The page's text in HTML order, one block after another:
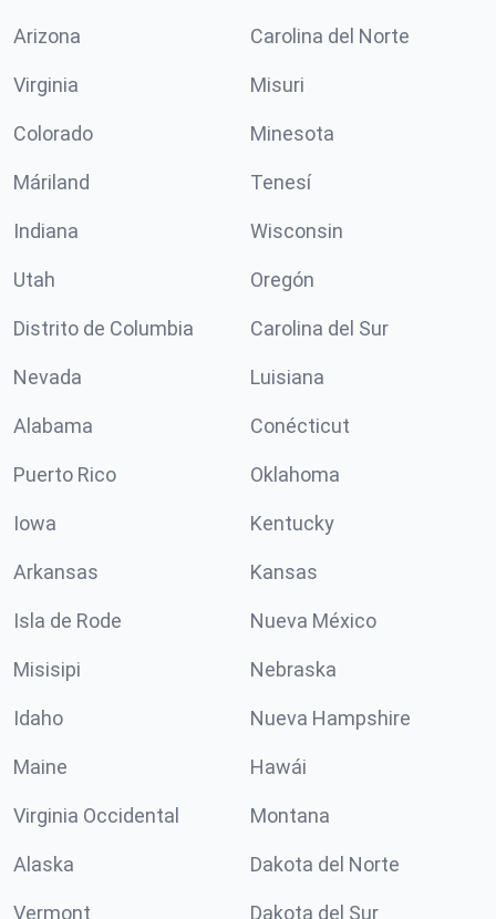
Arizona Carolina del Norte
Virginia Misuri
Colorado Minesota
Máriland Tenesí
Indiana Wisconsin
Utah Oregón
Distrito de Columbia Carolina del Sur
Nevada Luisiana
Alabama Conécticut
Puerto Rico Oklahoma
Iowa Kentucky
Arkansas Kansas
Isla de Rode Nueva México
Misisipi Nebraska
Idaho Nueva Hampshire
Maine Hawái
Virginia Occidental Montana
Alaska Dakota del Norte
Vermont Dakota del Sur